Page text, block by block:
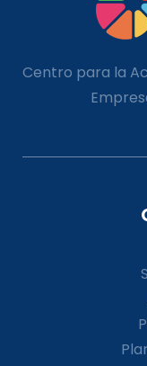
Centro para la